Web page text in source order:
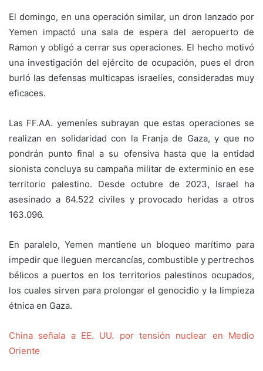
El domingo, en una operación similar, un dron lanzado por
Yemen impactó una sala de espera del aeropuerto de
Ramon y obligó a cerrar sus operaciones. El hecho motivó
una investigación del ejército de ocupación, pues el dron
burló las defensas multicapas israelíes, consideradas muy
eficaces.
Las FF.AA. yemeníes subrayan que estas operaciones se
realizan en solidaridad con la Franja de Gaza, y que no
pondrán punto final a su ofensiva hasta que la entidad
sionista concluya su campaña militar de exterminio en ese
territorio palestino. Desde octubre de 2023, Israel ha
asesinado a 64.522 civiles y provocado heridas a otros
163.096.
En paralelo, Yemen mantiene un bloqueo marítimo para
impedir que lleguen mercancías, combustible y pertrechos
bélicos a puertos en los territorios palestinos ocupados,
los cuales sirven para prolongar el genocidio y la limpieza
étnica en Gaza.
China señala a EE. UU. por tensión nuclear en Medio
Oriente